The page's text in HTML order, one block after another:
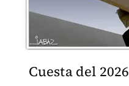
Cuesta del 2026